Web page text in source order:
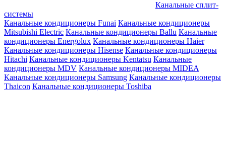
Канальные сплит-
системы
Канальные кондиционеры Funai Канальные кондиционеры
Mitsubishi Electric Канальные кондиционеры Ballu Канальные
кондиционеры Energolux Канальные кондиционеры Haier
Канальные кондиционеры Hisense Канальные кондиционеры
Hitachi Канальные кондиционеры Kentatsu Канальные
кондиционеры MDV Канальные кондиционеры MIDEA
Канальные кондиционеры Samsung Канальные кондиционеры
Thaicon Канальные кондиционеры Toshiba